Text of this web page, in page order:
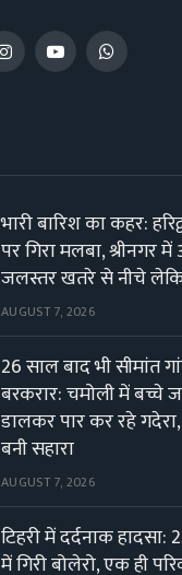
InstagramYouTubeWhatsApp
भारी बारिश का कहर:
पर गिरा मलबा, श्रीनगर
जलस्तर खतरे से नीचे
AUGUST 7, 2026
26 साल बाद भी सीमांत
बरकरार: चमोली में बच्चे
डालकर पार कर रहे
बनी सहारा
AUGUST 7, 2026
टिहरी में दर्दनाक हादसा:
में गिरी बोलेरो, एक ही